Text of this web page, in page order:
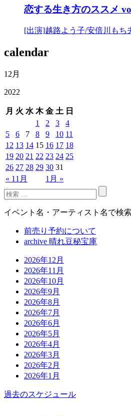
恋する生き方のススメ
[出演]越路よう子/安倍川もち
calendar
12月
2022
月 火 水 木 金 土 日
« 11月 1月 »
1 2 3
4
5
6 7 8 9 10 11
12 13 14 15 16 17 18
19 20 21 22 23 24 25
26 27 28 29 30 31
イベント名・アーティスト名で検索
前売り予約について
archive 晴れ豆秘宝庫
2026年12月
2026年11月
2026年10月
2026年9月
2026年8月
2026年7月
2026年6月
2026年5月
2026年4月
2026年3月
2026年2月
2026年1月
過去のスケジュール